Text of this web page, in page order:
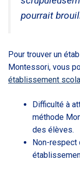
pourrait
Pour trouver un
Montessori, vous
établissement
Difficulté à
méthode
des élèves.
Non-respect